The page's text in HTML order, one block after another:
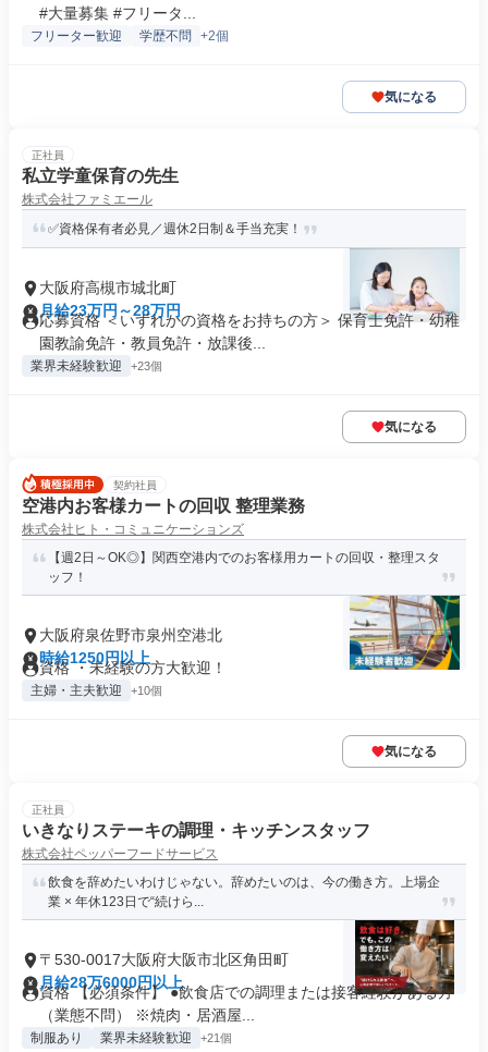
#大量募集 #フリータ...
フリーター歓迎 学歴不問 +2個
気になる
正社員
私立学童保育の先生
株式会社ファミエール
✅資格保有者必見／週休2日制＆手当充実！
大阪府高槻市城北町
月給23万円～28万円
応募資格 ＜いずれかの資格をお持ちの方＞ 保育士免許・幼稚
園教諭免許・教員免許・放課後...
業界未経験歓迎 +23個
気になる
契約社員
空港内お客様カートの回収 整理業務
株式会社ヒト・コミュニケーションズ
【週2日～OK◎】関西空港内でのお客様用カートの回収・整理スタ
ッフ！
大阪府泉佐野市泉州空港北
時給1250円以上
資格 ・未経験の方大歓迎！
主婦・主夫歓迎 +10個
気になる
正社員
いきなりステーキの調理・キッチンスタッフ
株式会社ペッパーフードサービス
飲食を辞めたいわけじゃない。辞めたいのは、今の働き方。上場企
業 × 年休123日で“続けら...
〒530-0017大阪府大阪市北区角田町
月給28万6000円以上
資格 【必須条件】 ●飲食店での調理または接客経験がある方
（業態不問） ※焼肉・居酒屋...
制服あり 業界未経験歓迎 +21個